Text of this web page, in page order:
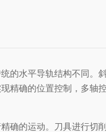
的水平导轨结构不同
确的位置控制，多
确的运动。刀具进行